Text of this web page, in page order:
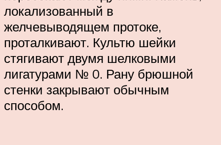
локализованный в
желчевыводящем протоке,
проталкивают. Культю шейки
стягивают двумя шелковыми
лигатурами № 0. Рану брюшной
стенки закрывают обычным
способом.